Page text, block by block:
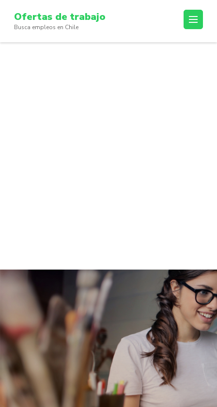
content
(Press
Ofertas de trabajo
Busca empleos en Chile